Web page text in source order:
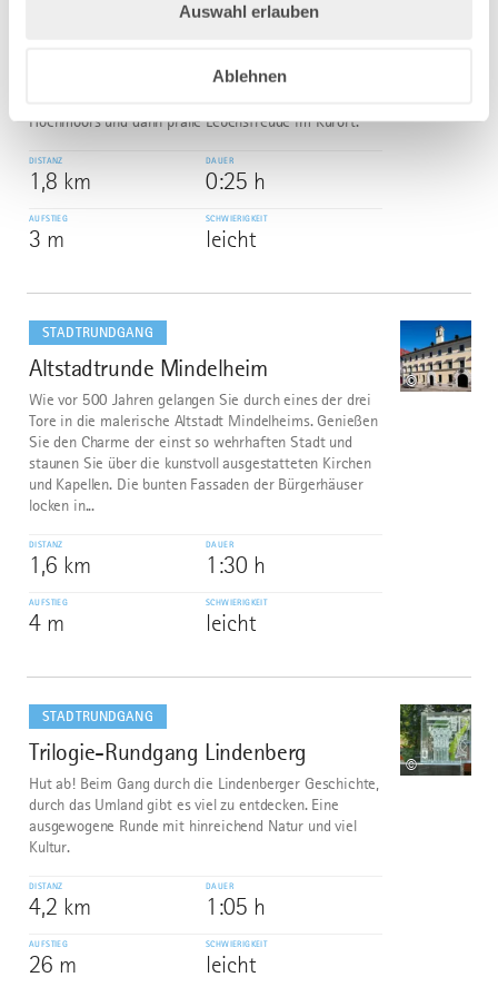
Auswahl erlauben
Ablehnen
Ein fast schon barock anmutendes, kurzes und leichtes
Hochmoors und dann pralle Lebensfreude im Kurort.
DISTANZ
1,8 km
DAUER
0:25 h
AUFSTIEG
3 m
SCHWIERIGKEIT
leicht
STADTRUNDGANG
6
Altstadtrunde Mindelheim
©
Wie vor 500 Jahren gelangen Sie durch eines der drei
Tore in die malerische Altstadt Mindelheims. Genießen
Sie den Charme der einst so wehrhaften Stadt und
staunen Sie über die kunstvoll ausgestatteten Kirchen
und Kapellen. Die bunten Fassaden der Bürgerhäuser
locken in...
DISTANZ
1,6 km
DAUER
1:30 h
AUFSTIEG
4 m
SCHWIERIGKEIT
leicht
dazu
STADTRUNDGANG
7
Trilogie-Rundgang Lindenberg
©
Hut ab! Beim Gang durch die Lindenberger Geschichte,
durch das Umland gibt es viel zu entdecken. Eine
ausgewogene Runde mit hinreichend Natur und viel
Kultur.
DISTANZ
4,2 km
DAUER
1:05 h
AUFSTIEG
26 m
SCHWIERIGKEIT
leicht
dazu